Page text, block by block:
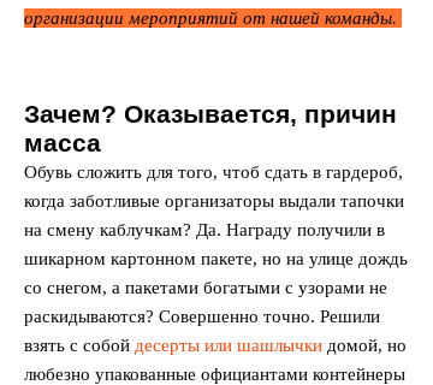
организации мероприятий от нашей команды.
Зачем? Оказывается, причин
масса
Обувь сложить для того, чтоб сдать в гардероб,
когда заботливые организаторы выдали тапочки
на смену каблучкам? Да. Награду получили в
шикарном картонном пакете, но на улице дождь
со снегом, а пакетами богатыми с узорами не
раскидываются? Совершенно точно. Решили
взять с собой десерты или шашлычки домой, но
любезно упакованные официантами контейнеры